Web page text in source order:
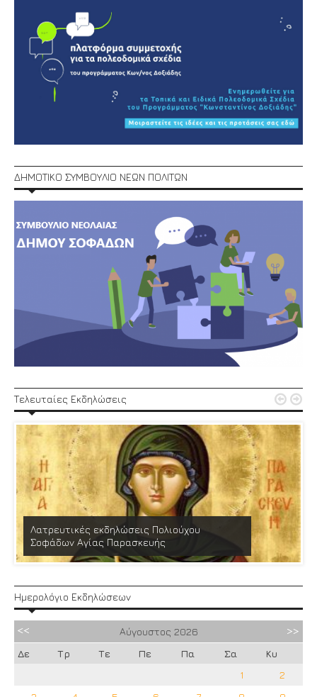
ΔΗΜΟΤΙΚΟ ΣΥΜΒΟΥΛΙΟ ΝΕΩΝ ΠΟΛΙΤΩΝ
Τελευταίες Εκδηλώσεις
Λατρευτικές εκδηλώσεις Πολιούχου
Σοφάδων Αγίας Παρασκευής
 
Ημερολόγιο Εκδηλώσεων
Αύγουστος 2026
Δε
Τρ Τε Πε Πα Σα
Κυ
1
2